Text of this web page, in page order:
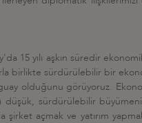
15 yılı aşkın süredir
birlikte sürdürülebilir bir
olduğunu görüyoruz.
düşük, sürdürülebilir
açmak ve yatırım